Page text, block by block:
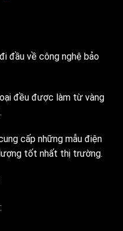
đầu về công nghệ bảo
đều được làm từ vàng
cấp những mẫu điện
tốt nhất thị trường.